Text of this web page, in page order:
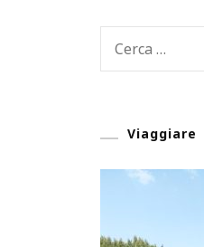
Ricerca
Viaggiare